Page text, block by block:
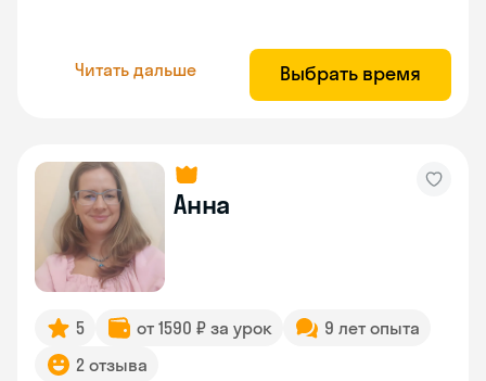
Читать дальше Выбрать время
Анна
5 от 1590 ₽ за урок
9 лет опыта
2 отзыва